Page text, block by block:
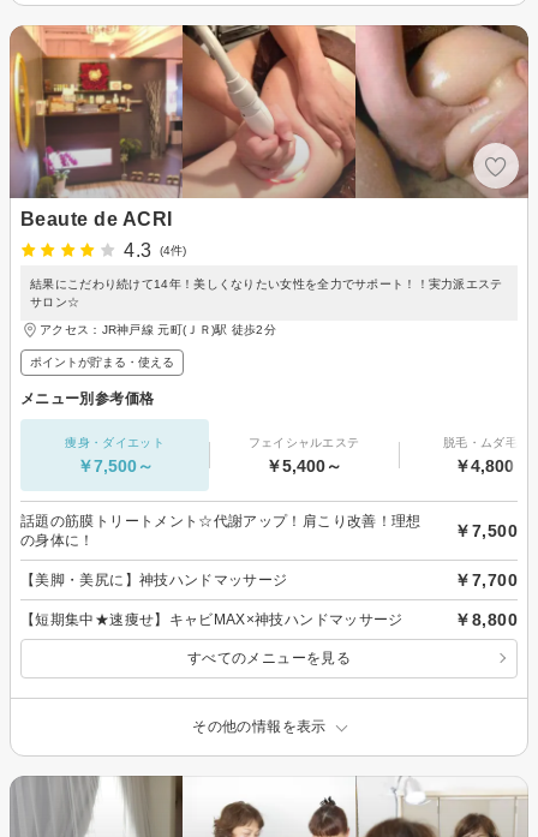
Beaute de ACRI
4.3
(4件)
結果にこだわり続けて14年！美しくなりたい女性を全力でサポート！！実力派エステ
サロン☆
アクセス：JR神戸線 元町(ＪＲ)駅 徒歩2分
ポイントが貯まる・使える
メニュー別参考価格
痩身・ダイエット
￥7,500～
フェイシャルエステ
￥5,400～
脱毛・ムダ毛処
￥4,800～
話題の筋膜トリートメント☆代謝アップ！肩こり改善！理想
の身体に！
￥7,500
【美脚・美尻に】神技ハンドマッサージ ￥7,700
【短期集中★速痩せ】キャビMAX×神技ハンドマッサージ ￥8,800
すべてのメニューを見る
その他の情報を表示